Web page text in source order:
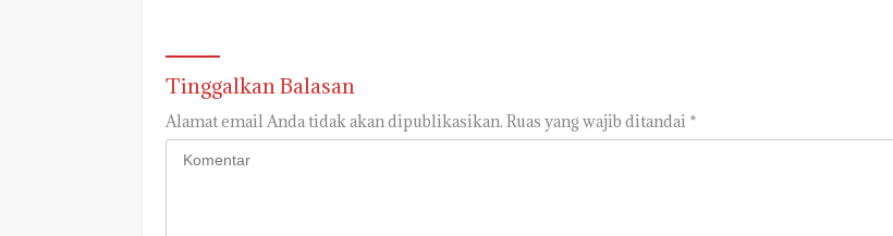
Tinggalkan Balasan
Alamat email Anda tidak akan dipublikasikan. Ruas yang wajib ditandai *